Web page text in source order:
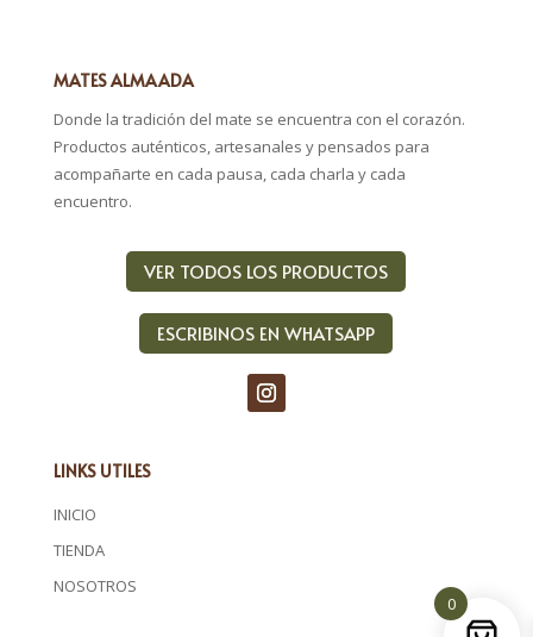
MATES ALMAADA
Donde la tradición del mate se encuentra con el corazón.
Productos auténticos, artesanales y pensados para
acompañarte en cada pausa, cada charla y cada
encuentro.
VER TODOS LOS PRODUCTOS
ESCRIBINOS EN WHATSAPP
LINKS UTILES
INICIO
TIENDA
NOSOTROS
0